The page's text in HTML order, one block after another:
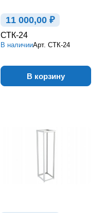
11 000,00 ₽
СТК-24
В наличииАрт. СТК-24
В корзину